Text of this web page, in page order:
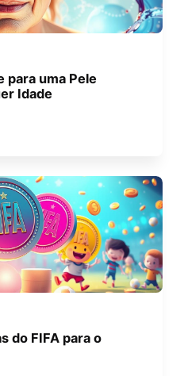
para uma Pele
Idade
do FIFA para o